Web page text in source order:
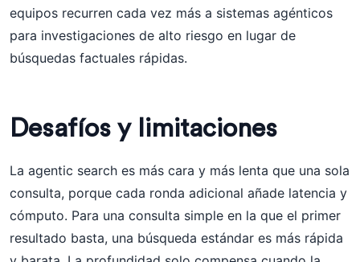
equipos recurren cada vez más a sistemas agénticos
para investigaciones de alto riesgo en lugar de
búsquedas factuales rápidas.
Desafíos y limitaciones
La agentic search es más cara y más lenta que una sola
consulta, porque cada ronda adicional añade latencia y
cómputo. Para una consulta simple en la que el primer
resultado basta, una búsqueda estándar es más rápida